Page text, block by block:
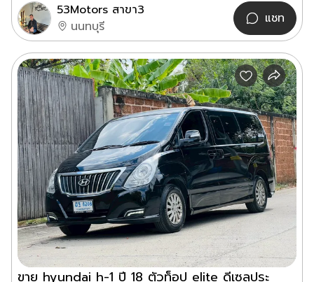
53Motors สาขา3
นนทบุรี
แชท
ขาย hyundai h-1 ปี 18 ตัวท็อป elite ดีเซลประ